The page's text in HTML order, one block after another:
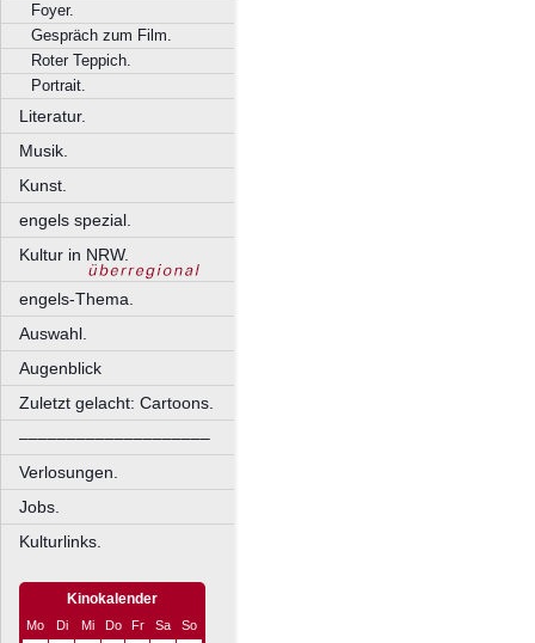
Foyer.
Gespräch zum Film.
Roter Teppich.
Portrait.
Literatur.
Musik.
Kunst.
engels spezial.
Kultur in NRW.
engels-Thema.
Auswahl.
Augenblick
Zuletzt gelacht: Cartoons.
––––––––––––––––––––
Verlosungen.
Jobs.
Kulturlinks.
Kinokalender
Mo Di Mi Do Fr Sa
So